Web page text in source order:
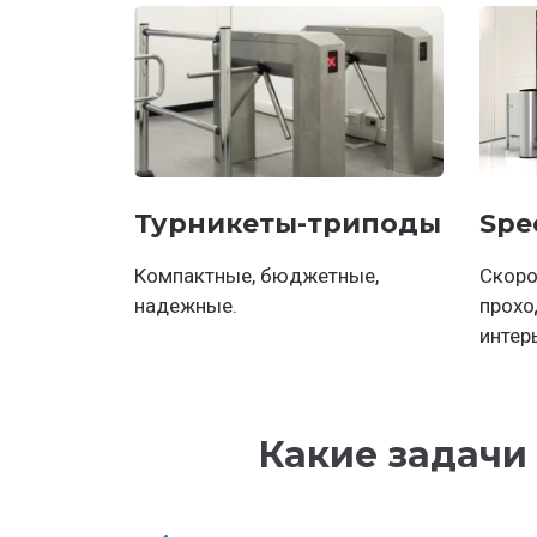
Турникеты-триподы
Компактные, бюджетные,
надежные.
Какие